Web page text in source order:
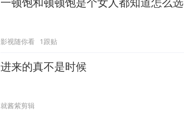
影视随你看 1跟贴
进来的真不是时候
就酱紫剪辑